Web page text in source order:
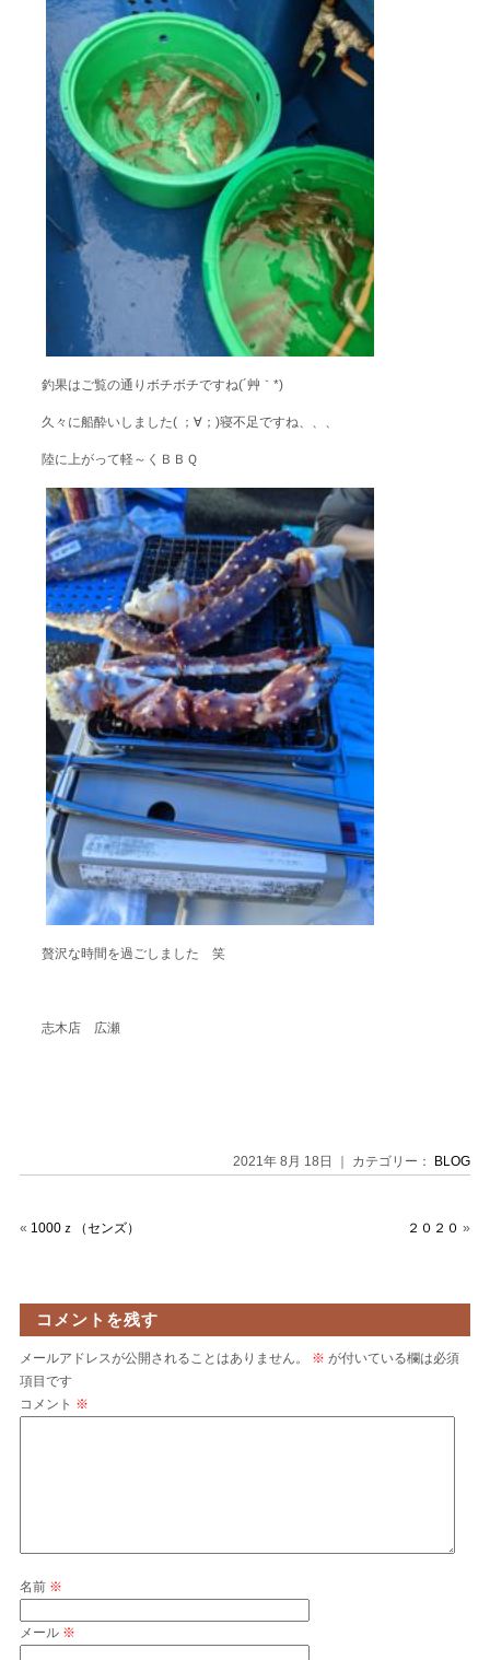
釣果はご覧の通りボチボチですね(´艸｀*)
久々に船酔いしました( ；∀；)寝不足ですね、、、
陸に上がって軽～くＢＢＱ
贅沢な時間を過ごしました 笑
志木店 広瀬
2021年 8月 18日 ｜ カテゴリー： BLOG
« 1000ｚ（センズ） ２０２０ »
コメントを残す
メールアドレスが公開されることはありません。 ※ が付いている欄は必須
項目です
コメント ※
名前 ※
メール ※